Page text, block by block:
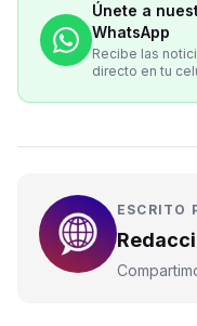
Únete a
WhatsApp
Recibe las
directo en tu
ESCRITO